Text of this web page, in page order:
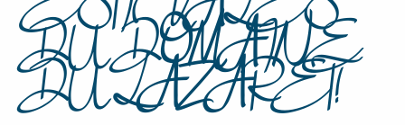
DU DOMAINE
DU LAZARET!